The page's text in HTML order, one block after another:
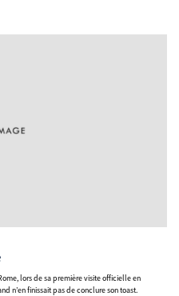
n’en finissait pas de conclure son toast.